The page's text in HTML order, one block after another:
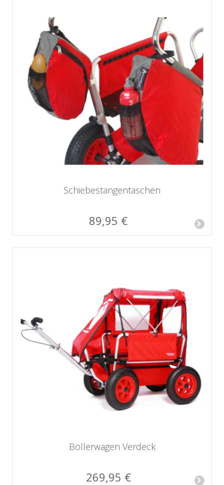
Schiebestangen­taschen
89,95 €
Bollerwagen Verdeck
269,95 €